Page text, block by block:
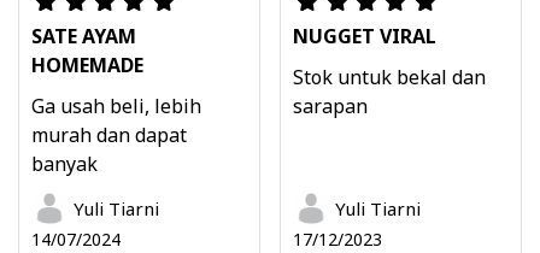
SATE AYAM
HOMEMADE
Ga usah beli, lebih
murah dan dapat
banyak
Yuli Tiarni
14/07/2024
NUGGET VIRAL
Stok untuk bekal dan
sarapan
Yuli Tiarni
17/12/2023